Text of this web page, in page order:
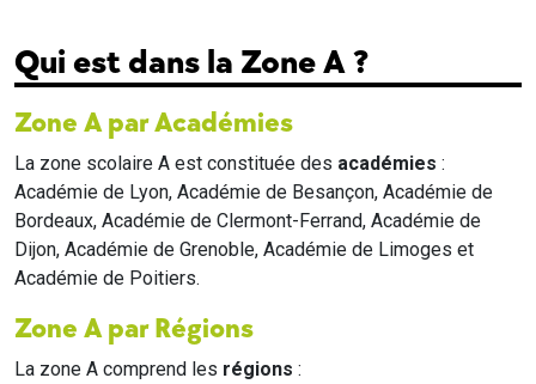
Qui est dans la Zone A ?
Zone A par Académies
La zone scolaire A est constituée des académies :
Académie de Lyon, Académie de Besançon, Académie de
Bordeaux, Académie de Clermont-Ferrand, Académie de
Dijon, Académie de Grenoble, Académie de Limoges et
Académie de Poitiers.
Zone A par Régions
La zone A comprend les régions :